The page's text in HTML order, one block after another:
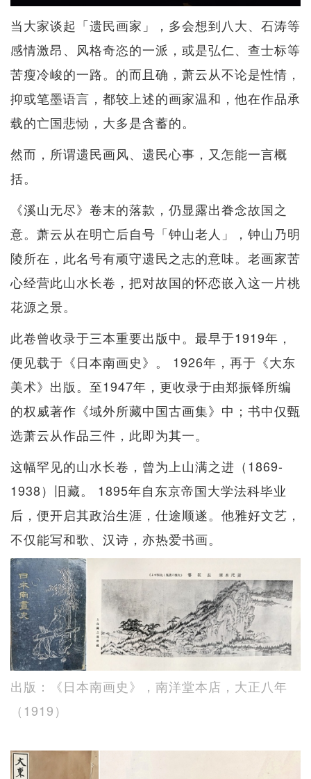
当大家谈起「遗民画家」，多会想到八大、石涛等
感情激昂、风格奇恣的一派，或是弘仁、查士标等
苦瘦冷峻的一路。的而且确，萧云从不论是性情，
抑或笔墨语言，都较上述的画家温和，他在作品承
载的亡国悲恸，大多是含蓄的。
然而，所谓遗民画风、遗民心事，又怎能一言概
括。
《溪山无尽》卷末的落款，仍显露出眷念故国之
意。萧云从在明亡后自号「钟山老人」，钟山乃明
陵所在，此名号有顽守遗民之志的意味。老画家苦
心经营此山水长卷，把对故国的怀恋嵌入这一片桃
花源之景。
此卷曾收录于三本重要出版中。最早于1919年，
便见载于《日本南画史》。 1926年，再于《大东
美术》出版。至1947年，更收录于由郑振铎所编
的权威著作《域外所藏中国古画集》中；书中仅甄
选萧云从作品三件，此即为其一。
这幅罕见的山水长卷，曾为上山满之进（1869-
1938）旧藏。 1895年自东京帝国大学法科毕业
后，便开启其政治生涯，仕途顺遂。他雅好文艺，
不仅能写和歌、汉诗，亦热爱书画。
出版：《日本南画史》，南洋堂本店，大正八年
（1919）